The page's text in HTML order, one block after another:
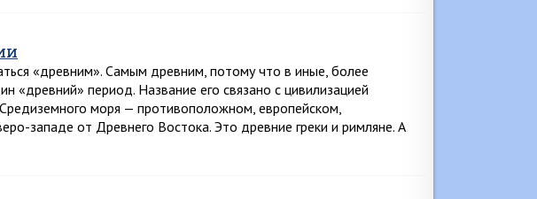
«древним». Самым древним, потому что в иные, более
«древний» период. Название его связано с цивилизацией
моря — противоположном, европейском,
западе от Древнего Востока. Это древние греки и римляне. А